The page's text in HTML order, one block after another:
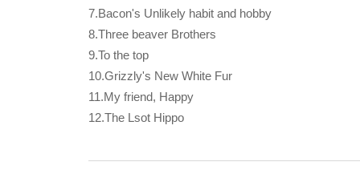
7.Bacon's Unlikely habit and hobby
8.Three beaver Brothers
9.To the top
10.Grizzly's New White Fur
11.My friend, Happy
12.The Lsot Hippo